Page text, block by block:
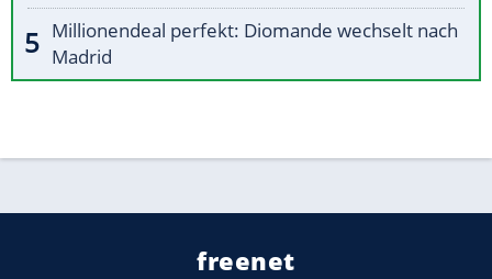
Millionendeal perfekt: Diomande wechselt nach
Madrid
freenet